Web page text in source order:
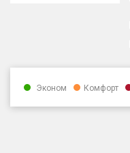
Эконом Комфорт